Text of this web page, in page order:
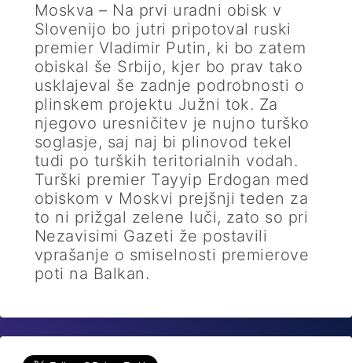
Moskva – Na prvi uradni obisk v
Slovenijo bo jutri pripotoval ruski
premier Vladimir Putin, ki bo zatem
obiskal še Srbijo, kjer bo prav tako
usklajeval še zadnje podrobnosti o
plinskem projektu Južni tok. Za
njegovo uresničitev je nujno turško
soglasje, saj naj bi plinovod tekel
tudi po turških teritorialnih vodah.
Turški premier Tayyip Erdogan med
obiskom v Moskvi prejšnji teden za
to ni prižgal zelene luči, zato so pri
Nezavisimi Gazeti že postavili
vprašanje o smiselnosti premierove
poti na Balkan.